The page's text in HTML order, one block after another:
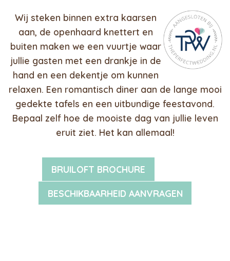
Wij steken binnen extra kaarsen
aan, de openhaard knettert en
buiten maken we een vuurtje waar
jullie gasten met een drankje in de
hand en een dekentje om kunnen
relaxen. Een romantisch diner aan de lange mooi
gedekte tafels en een uitbundige feestavond.
Bepaal zelf hoe de mooiste dag van jullie leven
eruit ziet. Het kan allemaal!
BRUILOFT BROCHURE
BESCHIKBAARHEID AANVRAGEN